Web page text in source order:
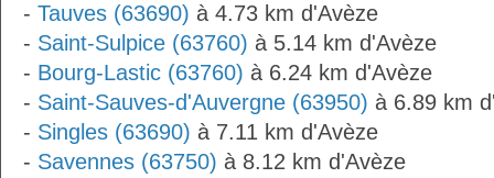
- Tauves (63690) à 4.73 km d'Avèze
- Saint-Sulpice (63760) à 5.14 km d'Avèze
- Bourg-Lastic (63760) à 6.24 km d'Avèze
- Saint-Sauves-d'Auvergne (63950) à 6.89 km
- Singles (63690) à 7.11 km d'Avèze
- Savennes (63750) à 8.12 km d'Avèze